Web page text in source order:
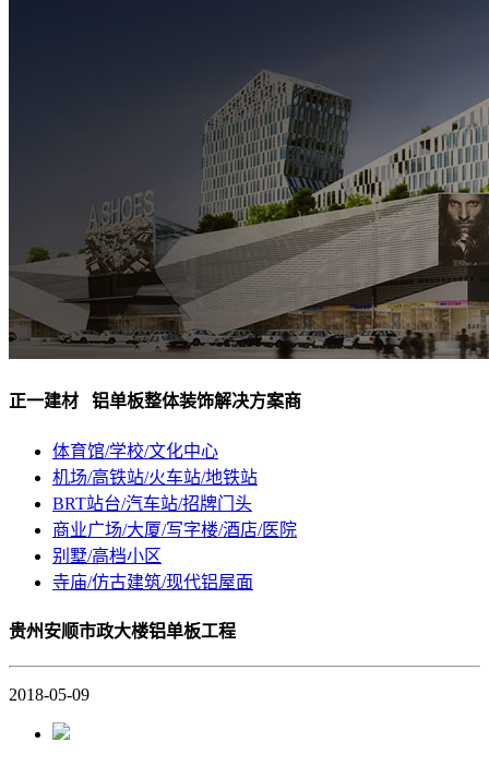
正一建材 铝单板整体装饰解决方案商
体育馆/学校/文化中心
机场/高铁站/火车站/地铁站
BRT站台/汽车站/招牌门头
商业广场/大厦/写字楼/酒店/医院
别墅/高档小区
寺庙/仿古建筑/现代铝屋面
贵州安顺市政大楼铝单板工程
2018-05-09